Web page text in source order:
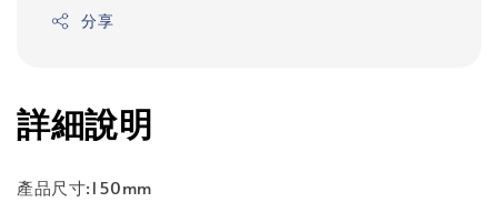
分享
詳細說明
產品尺寸:150mm